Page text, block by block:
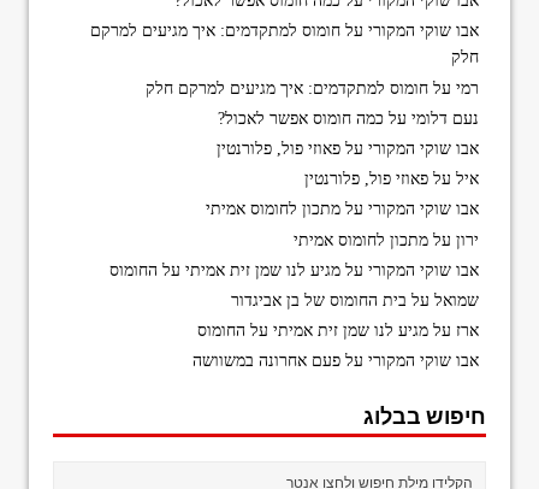
אבו שוקי המקורי עלחומוס למתקדמים: איך מגיעים למרקם
חלק
רמי עלחומוס למתקדמים: איך מגיעים למרקם חלק
נעם דלומי על כמה חומוס אפשר לאכול?
אבו שוקי המקורי עלפאוזי פול, פלורנטין
איל עלפאוזי פול, פלורנטין
אבו שוקי המקורי עלמתכון לחומוס אמיתי
ירון עלמתכון לחומוס אמיתי
אבו שוקי המקורי עלמגיע לנו שמן זית אמיתי על החומוס
שמואל על בית החומוס של בן אביגדור
ארז עלמגיע לנו שמן זית אמיתי על החומוס
אבו שוקי המקורי עלפעם אחרונה במשוושה
חיפוש בבלוג